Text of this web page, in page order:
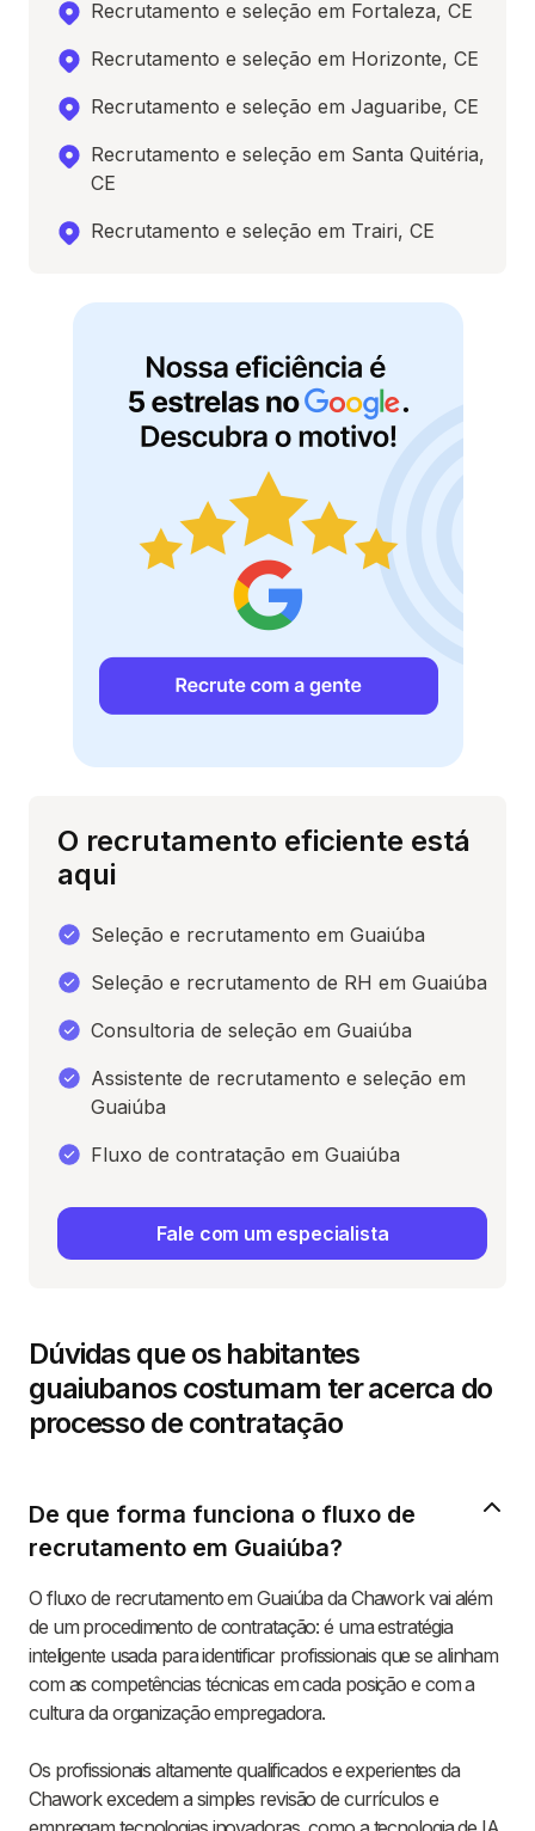
Dúvidas que os habitantes
guaiubanos costumam ter acerca do
processo de contratação
De que forma funciona o fluxo de
recrutamento em Guaiúba?
O fluxo de recrutamento em Guaiúba da Chawork vai além
de um procedimento de contratação: é uma estratégia
inteligente usada para identificar profissionais que se alinham
com as competências técnicas em cada posição e com a
cultura da organização empregadora.
Os profissionais altamente qualificados e experientes da
Chawork excedem a simples revisão de currículos e
Recrutamento e seleção em Fortaleza, CE
Recrutamento e seleção em Horizonte, CE
Recrutamento e seleção em Jaguaribe, CE
Recrutamento e seleção em Santa Quitéria,
CE
Recrutamento e seleção em Trairi, CE
O recrutamento eficiente está
aqui
Seleção e recrutamento em Guaiúba
Seleção e recrutamento de RH em Guaiúba
Consultoria de seleção em Guaiúba
Assistente de recrutamento e seleção em
Guaiúba
Fluxo de contratação em Guaiúba
Fale com um especialista